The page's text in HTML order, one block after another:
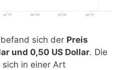
befand sich der Preis
und 0,50 US Dollar. Die
in einer Art